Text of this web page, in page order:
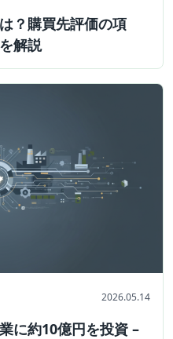
？購買先評価の項
解説
2026.05.14
に約10億円を投資 –